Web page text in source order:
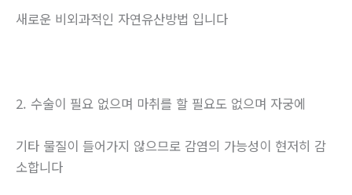
새로운 비외과적인 자연유산방법 입니다
2. 수술이 필요 없으며 마취를 할 필요도 없으며 자궁에
기타 물질이 들어가지 않으므로 감염의 가능성이 현저히 감
소합니다